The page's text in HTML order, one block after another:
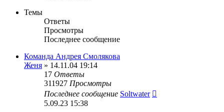
Темы
Ответы
Просмотры
Последнее сообщение
Команда Андрея Смолякова
Женя » 14.11.04 19:14
17 Ответы
311927 Просмотры
Последнее сообщение Soltwater
5.09.23 15:38